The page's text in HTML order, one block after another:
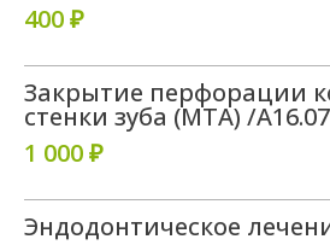
400 ₽
Закрытие перфорации
стенки зуба (МТА) /
1 000 ₽
Эндодонтическое